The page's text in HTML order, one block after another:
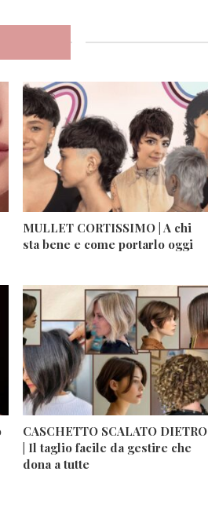
MULLET CORTISSIMO | A chi
sta bene e come portarlo oggi
CASCHETTO SCALATO DIETRO
| Il taglio facile da gestire che
dona a tutte